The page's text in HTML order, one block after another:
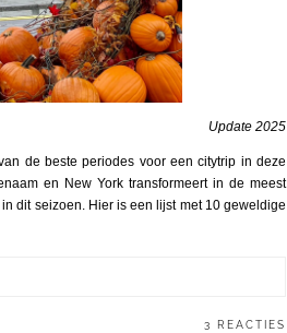
Update 2025
de beste periodes voor een citytrip in deze
en New York transformeert in de meest
dit seizoen. Hier is een lijst met 10 geweldige
3 REACTIES